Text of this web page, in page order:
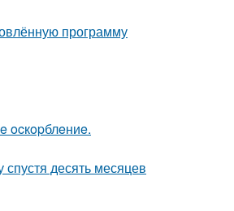
программу
ocкopблeниe.
десять месяцев